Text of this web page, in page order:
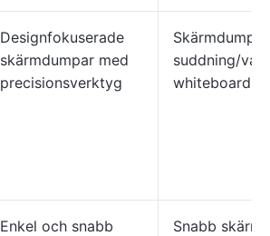
Designfokuserade
skärmdumpar med
precisionsverktyg
Skärmdump
suddning/
whiteboard
Enkel och snabb
Snabb